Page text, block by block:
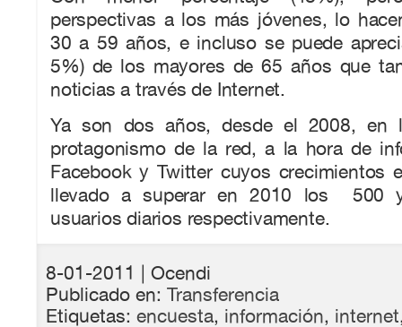
perspectivas a los más jóvenes, lo
30 a 59 años, e incluso se puede
5%) de los mayores de 65 años que
noticias a través de Internet.
Ya son dos años, desde el 2008, en
protagonismo de la red, a la hora de
Facebook y Twitter cuyos crecimientos
llevado a superar en 2010 los 500
usuarios diarios respectivamente.
8-01-2011 | Ocendi
Publicado en: Transferencia
Etiquetas: encuesta, información, internet